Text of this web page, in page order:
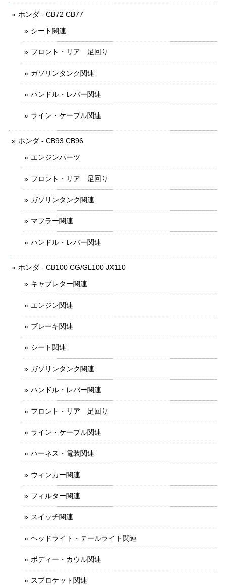
ホンダ - CB72 CB77
シート関連
フロント・リア 足回り
ガソリンタンク関連
ハンドル・レバー関連
ライン・ケーブル関連
ホンダ - CB93 CB96
エンジンパーツ
フロント・リア 足回り
ガソリンタンク関連
マフラー関連
ハンドル・レバー関連
ホンダ - CB100 CG/GL100 JX110
キャブレター関連
エンジン関連
ブレーキ関連
シート関連
ガソリンタンク関連
ハンドル・レバー関連
フロント・リア 足回り
ライン・ケーブル関連
ハーネス・電装関連
ウィンカー関連
フィルター関連
スイッチ関連
ヘッドライト・テールライト関連
ボディー・カウル関連
スプロケット関連